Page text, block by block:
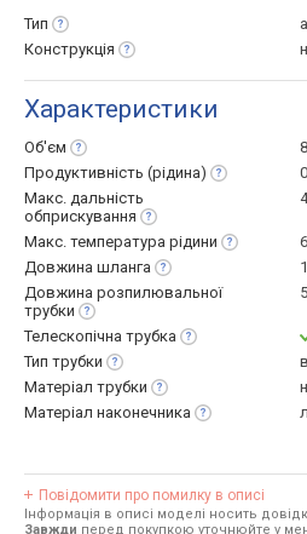
Тип
Конструкція
Характеристики
Об'єм
Продуктивність (рідина)
Макс. дальність
обприскування
Макс. температура рідини
Довжина шланга
Довжина розпилювальної
трубки
Телескопічна трубка
Тип трубки
Матеріал трубки
Матеріал наконечника
Повідомити про помилку в описі
Інформація в описі моделі носить
Завжди перед покупкою уточнюйте у